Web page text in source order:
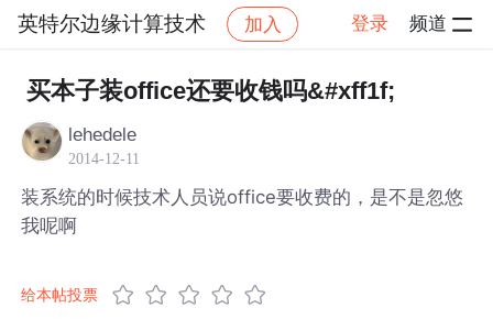
英特尔边缘计算技术 加入 登录 频道
社区 英特尔边缘计算技术 帖子详情
买本子装office还要收钱吗&#xff1f;
lehedele
2014-12-11
装系统的时候技术人员说office要收费的，是不是忽悠
我呢啊
给本帖投票